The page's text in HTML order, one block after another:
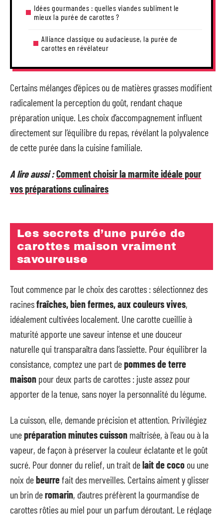
Idées gourmandes : quelles viandes subliment le
mieux la purée de carottes ?
Alliance classique ou audacieuse, la purée de
carottes en révélateur
Certains mélanges d’épices ou de matières grasses modifient
radicalement la perception du goût, rendant chaque
préparation unique. Les choix d’accompagnement influent
directement sur l’équilibre du repas, révélant la polyvalence
de cette purée dans la cuisine familiale.
A lire aussi :Comment choisir la marmite idéale pour
vos préparations culinaires
Les secrets d’une purée de
carottes maison vraiment
savoureuse
Tout commence par le choix des carottes : sélectionnez des
racinesfraîches, bien fermes, aux couleurs vives,
idéalement cultivées localement. Une carotte cueillie à
maturité apporte une saveur intense et une douceur
naturelle qui transparaîtra dans l’assiette. Pour équilibrer la
consistance, comptez une part depommes de terre
maison pour deux parts de carottes : juste assez pour
apporter de la tenue, sans noyer la personnalité du légume.
La cuisson, elle, demande précision et attention. Privilégiez
unepréparation minutes cuisson maîtrisée, à l’eau ou à la
vapeur, de façon à préserver la couleur éclatante et le goût
sucré. Pour donner du relief, un trait delait de coco ou une
noix debeurrefait des merveilles. Certains aiment y glisser
un brin deromarin, d’autres préfèrent la gourmandise de
carottes rôties au miel pour un parfum déroutant. Le réglage